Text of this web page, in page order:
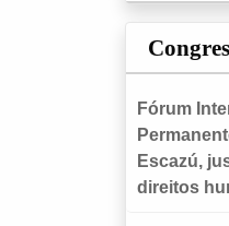
Fórum
Escazú,
direitos